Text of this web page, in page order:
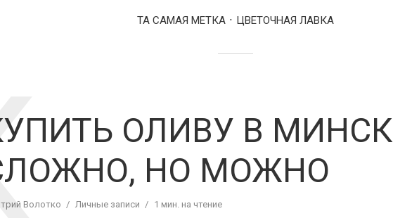
ТА САМАЯ МЕТКА ЦВЕТОЧНАЯ ЛАВКА
ОЛИВУ В
НО МОЖНО
Волотко Личные записи 1 мин. на чтение